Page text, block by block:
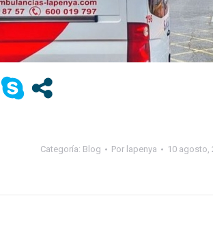
Categoría: Blog Por lapenya 10 agosto,